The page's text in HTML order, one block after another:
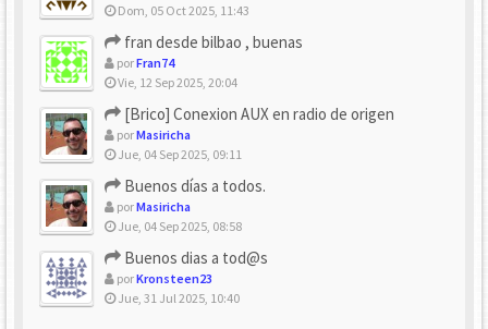
Dom, 05 Oct 2025, 11:43
fran desde bilbao , buenas
porFran74
Vie, 12 Sep 2025, 20:04
[Brico] Conexion AUX en radio de origen
porMasiricha
Jue, 04 Sep 2025, 09:11
Buenos días a todos.
porMasiricha
Jue, 04 Sep 2025, 08:58
Buenos dias a tod@s
porKronsteen23
Jue, 31 Jul 2025, 10:40